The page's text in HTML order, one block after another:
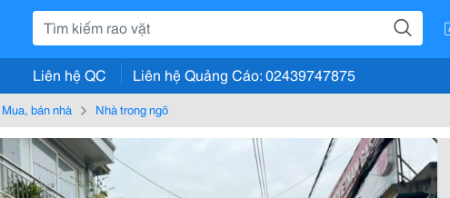
Liên hệ QC Liên hệ Quảng Cáo: 02439747875
Mua, bán nhà Nhà trong ngõ